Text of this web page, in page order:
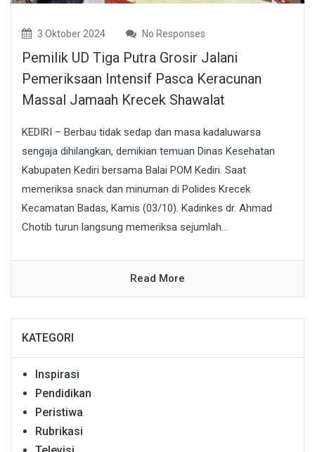
3 Oktober 2024 No Responses
Pemilik UD Tiga Putra Grosir Jalani
Pemeriksaan Intensif Pasca Keracunan
Massal Jamaah Krecek Shawalat
KEDIRI – Berbau tidak sedap dan masa kadaluwarsa
sengaja dihilangkan, demikian temuan Dinas Kesehatan
Kabupaten Kediri bersama Balai POM Kediri. Saat
memeriksa snack dan minuman di Polides Krecek
Kecamatan Badas, Kamis (03/10). Kadinkes dr. Ahmad
Chotib turun langsung memeriksa sejumlah...
Read More
KATEGORI
Inspirasi
Pendidikan
Peristiwa
Rubrikasi